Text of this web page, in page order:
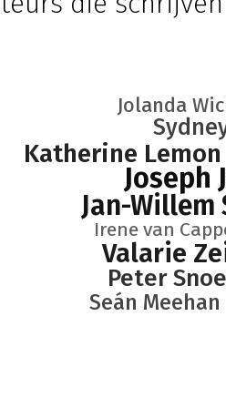
Joseph
Jan-Willem
Valarie
Katherine Lemon
Peter
Seán Meehan
Jolanda
Irene van